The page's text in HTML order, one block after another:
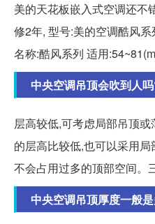
美的天花板嵌入式空调还不
修2年, 型号:美的空调酷风
名称:酷风系列 适用
中央空调吊顶会吹到人
层高较低,可考虑局部吊顶
的层高比较低,也可以采用
不会占用过多的顶部空间。
中央空调吊顶厚度一般